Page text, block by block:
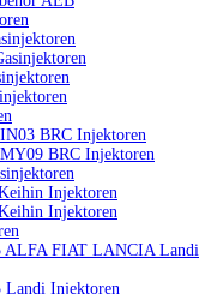
BRC Injektoren
BRC Injektoren
Injektoren
Injektoren
ALFA FIAT LANCIA Landi
Landi Injektoren